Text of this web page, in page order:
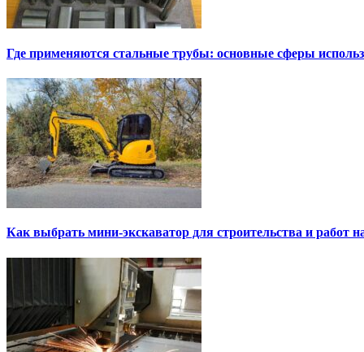
Где применяются стальные трубы: основные сферы
Как выбрать мини-экскаватор для строительства и работ